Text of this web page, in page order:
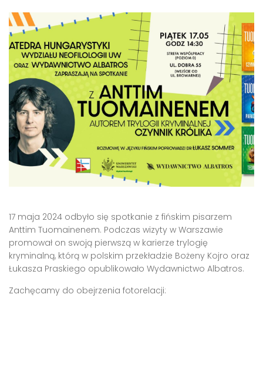
17 maja 2024 odbyło się spotkanie z fińskim pisarzem
Anttim Tuomainenem. Podczas wizyty w Warszawie
promował on swoją pierwszą w karierze trylogię
kryminalną, którą w polskim przekładzie Bożeny Kojro oraz
Łukasza Praskiego opublikowało Wydawnictwo Albatros.
Zachęcamy do obejrzenia fotorelacji: